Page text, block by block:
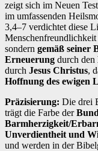
zeigt sich im Neuen
im umfassenden
3,4–7 verdichtet diese
Menschenfreundlichkeit
sondern gemäß seiner
Erneuerung durch den
durch Jesus Christus,
Hoffnung des ewigen
Präzisierung: Die drei
trägt die Farbe der
Barmherzigkeit/
Unverdientheit und
und werden in der